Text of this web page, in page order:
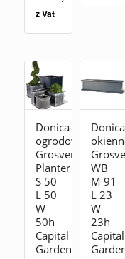
z Vat
Donica
ogrodowa
Grosvenor
Planter
S 50
L 50
W
50h
Capital
Garden
Donica
WB
M 91
L 23
W
23h
Capital